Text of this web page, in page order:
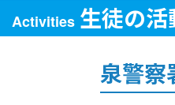
Activities 生徒の活
泉警察